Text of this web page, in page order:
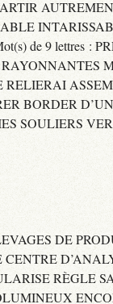
de 9 lettres :
RELIERAI
BORDER
SOULIERS
DE
RÈGLE